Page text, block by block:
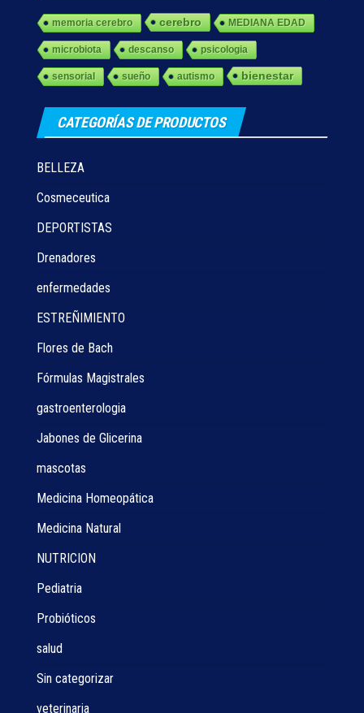
memoria cerebro cerebro MEDIANA EDAD
microbiota descanso psicologia
sensorial sueño autismo bienestar
CATEGORÍAS DE PRODUCTOS
BELLEZA
Cosmeceutica
DEPORTISTAS
Drenadores
enfermedades
ESTREÑIMIENTO
Flores de Bach
Fórmulas Magistrales
gastroenterologia
Jabones de Glicerina
mascotas
Medicina Homeopática
Medicina Natural
NUTRICION
Pediatria
Probióticos
salud
Sin categorizar
veterinaria